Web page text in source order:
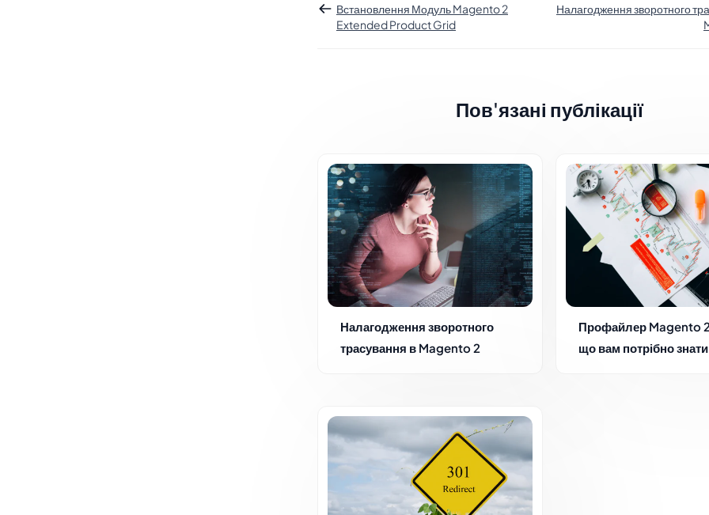
Встановлення Модуль Magento 2
Extended Product Grid
Налагодження зворотного
Пов'язані публікації
Налагодження зворотного
трасування в Magento 2
Профайлер Magento
що вам потрібно знати